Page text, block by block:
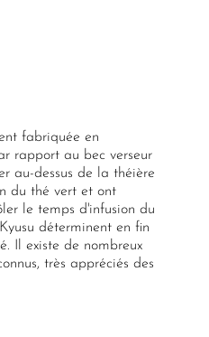
fabriquée en
rapport au bec verseur
au-dessus de la théière
du thé vert et ont
le temps d'infusion du
déterminent en fin
Il existe de nombreux
très appréciés des